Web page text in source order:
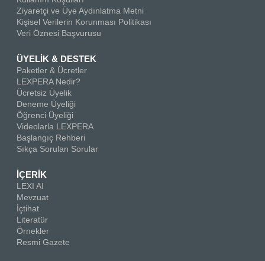
Ziyaretçi ve Üye Aydınlatma Metni
Kişisel Verilerin Korunması Politikası
Veri Öznesi Başvurusu
ÜYELİK & DESTEK
Paketler & Ücretler
LEXPERA Nedir?
Ücretsiz Üyelik
Deneme Üyeliği
Öğrenci Üyeliği
Videolarla LEXPERA
Başlangıç Rehberi
Sıkça Sorulan Sorular
İÇERİK
LEXI AI
Mevzuat
İçtihat
Literatür
Örnekler
Resmi Gazete